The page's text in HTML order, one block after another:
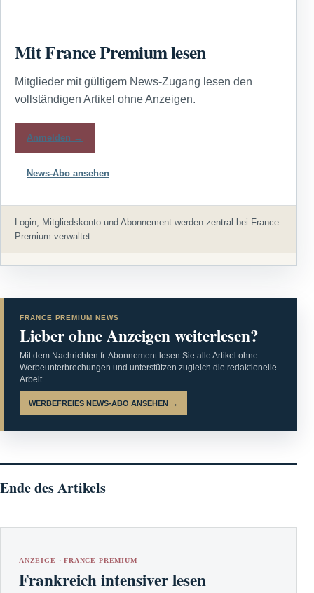
Mit France Premium lesen
Mitglieder mit gültigem News-Zugang lesen den
vollständigen Artikel ohne Anzeigen.
Anmelden →
News-Abo ansehen
Login, Mitgliedskonto und Abonnement werden zentral bei France
Premium verwaltet.
FRANCE PREMIUM NEWS
Lieber ohne Anzeigen weiterlesen?
Mit dem Nachrichten.fr-Abonnement lesen Sie alle Artikel ohne
Werbeunterbrechungen und unterstützen zugleich die redaktionelle
Arbeit.
WERBEFREIES NEWS-ABO ANSEHEN →
Ende des Artikels
ANZEIGE · FRANCE PREMIUM
Frankreich intensiver lesen